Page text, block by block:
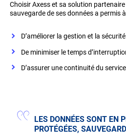
Choisir Axess et sa solution
sauvegarde de ses données a permis
D’améliorer la gestion et la
De minimiser le temps
D’assurer une continuité du
LES DONNÉES SONT EN
PROTÉGÉES,